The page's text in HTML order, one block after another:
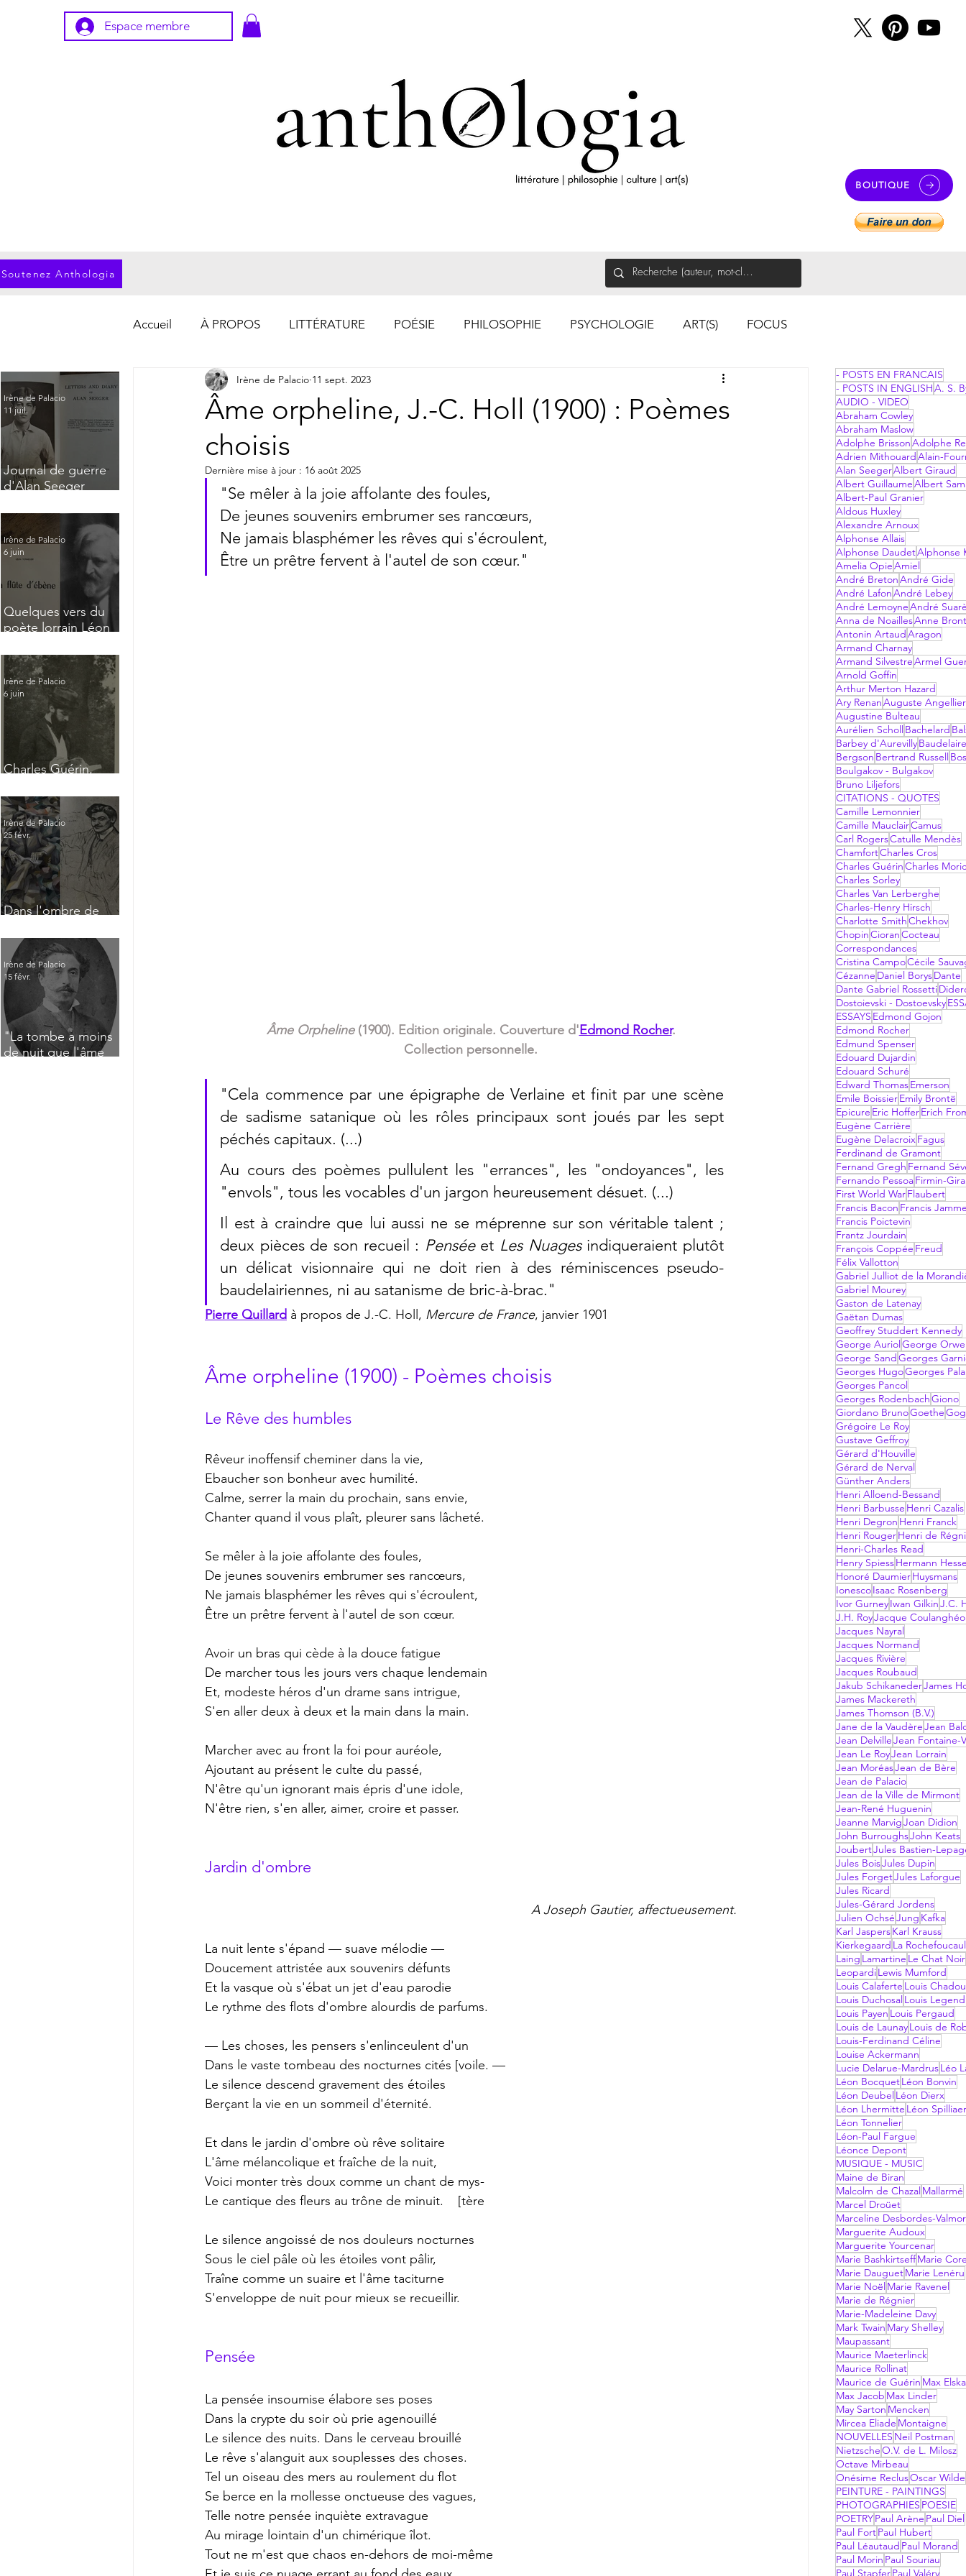
Espace membre
BOUTIQUE
Soutenez Anthologia
Journal de guerre
d'Alan Seeger
desolate village of
northern France"
Irène de Palacio
11 juil.
Quelques vers du
poète lorrain Léon
Irène de Palacio
6 juin
Charles Guérin,
Irène de Palacio
6 juin
Dans l'ombre de
Irène de Palacio
25 févr.
"La tombe a moins
de nuit que l'âme
Irène de Palacio
15 févr.
Accueil À PROPOS LITTÉRATURE POÉSIE PHILOSOPHIE PSYCHOLOGIE ART(S) FOCUS
ACTUALITÉS & CHRONIQUES CHOSES VUES (Photographies)
Âme orpheline, J.-C. Holl (1900) : Poèmes
choisis
Irène de Palacio 11 sept. 2023
Dernière mise à jour : 16 août 2025
"Se mêler à la joie affolante des foules,
De jeunes souvenirs embrumer ses rancœurs,
Ne jamais blasphémer les rêves qui s'écroulent,
Être un prêtre fervent à l'autel de son cœur."
Âme Orpheline (1900). Edition originale. Couverture d'Edmond Rocher.
Collection personnelle.
"Cela commence par une épigraphe de Verlaine et finit par une scène
de sadisme satanique où les rôles principaux sont joués par les sept
péchés capitaux. (...)
Au cours des poèmes pullulent les "errances", les "ondoyances", les
"envols", tous les vocables d'un jargon heureusement désuet. (...)
Il est à craindre que lui aussi ne se méprenne sur son véritable talent ;
deux pièces de son recueil : Pensée et Les Nuages indiqueraient plutôt
un délicat visionnaire qui ne doit rien à des réminiscences pseudo-
baudelairiennes, ni au satanisme de bric-à-brac."
Pierre Quillard à propos de J.-C. Holl, Mercure de France, janvier 1901
Âme orpheline (1900) - Poèmes choisis
Le Rêve des humbles
Rêveur inoffensif cheminer dans la vie,
Ebaucher son bonheur avec humilité.
Calme, serrer la main du prochain, sans envie,
Chanter quand il vous plaît, pleurer sans lâcheté.
Se mêler à la joie affolante des foules,
De jeunes souvenirs embrumer ses rancœurs,
Ne jamais blasphémer les rêves qui s'écroulent,
Être un prêtre fervent à l'autel de son cœur.
Avoir un bras qui cède à la douce fatigue
De marcher tous les jours vers chaque lendemain
Et, modeste héros d'un drame sans intrigue,
S'en aller deux à deux et la main dans la main.
Marcher avec au front la foi pour auréole,
Ajoutant au présent le culte du passé,
N'être qu'un ignorant mais épris d'une idole,
N'être rien, s'en aller, aimer, croire et passer.
Jardin d'ombre
A Joseph Gautier, affectueusement.
La nuit lente s'épand — suave mélodie —
Doucement attristée aux souvenirs défunts
Et la vasque où s'ébat un jet d'eau parodie
Le rythme des flots d'ombre alourdis de parfums.
— Les choses, les pensers s'enlinceulent d'un
Dans le vaste tombeau des nocturnes cités [voile. —
Le silence descend gravement des étoiles
Berçant la vie en un sommeil d'éternité.
Et dans le jardin d'ombre où rêve solitaire
L'âme mélancolique et fraîche de la nuit,
Voici monter très doux comme un chant de mys-
Le cantique des fleurs au trône de minuit.    [tère
Le silence angoissé de nos douleurs nocturnes
Sous le ciel pâle où les étoiles vont pâlir,
Traîne comme un suaire et l'âme taciturne
S'enveloppe de nuit pour mieux se recueillir.
Pensée
La pensée insoumise élabore ses poses
Dans la crypte du soir où prie agenouillé
Le silence des nuits. Dans le cerveau brouillé
Le rêve s'alanguit aux souplesses des choses.
Tel un oiseau des mers au roulement du flot
Se berce en la mollesse onctueuse des vagues,
Telle notre pensée inquiète extravague
Au mirage lointain d'un chimérique îlot.
Tout ne m'est que chaos en-dehors de moi-même
- POSTS EN FRANCAIS
- POSTS IN ENGLISHA. S.
AUDIO - VIDEO
Abraham Cowley
Abraham Maslow
Adolphe BrissonAdolphe
Adrien Mithouard Alain-
Alan SeegerAlbert Giraud
Albert GuillaumeAlbert
Albert-Paul Granier
Aldous Huxley
Alexandre Arnoux
Alphonse Allais
Alphonse DaudetAlphonse
Amelia OpieAmiel
André BretonAndré Gide
André LafonAndré Lebey
André LemoyneAndré
Anna de NoaillesAnne
Antonin Artaud Aragon
Armand Charnay
Armand SilvestreArmel
Arnold Goffin
Arthur Merton Hazard
Ary RenanAuguste Angellier
Augustine Bulteau
Aurélien Scholl Bachelard
Barbey d'AurevillyBaudelaire
Bergson Bertrand Russell
Boulgakov - Bulgakov
Bruno Liljefors
CITATIONS - QUOTES
Camille Lemonnier
Camille MauclairCamus
Carl RogersCatulle Mendès
ChamfortCharles Cros
Charles GuérinCharles
Charles Sorley
Charles Van Lerberghe
Charles-Henry Hirsch
Charlotte SmithChekhov
ChopinCioranCocteau
Correspondances
Cristina CampoCécile
Cézanne Daniel BorysDante
Dante Gabriel Rossetti
Dostoievski - Dostoevsky
ESSAYS Edmond Gojon
Edmond Rocher
Edmund Spenser
Edouard Dujardin
Edouard Schuré
Edward ThomasEmerson
Emile BoissierEmily Brontë
Epicure Eric HofferErich
Eugène Carrière
Eugène DelacroixFagus
Ferdinand de Gramont
Fernand Gregh Fernand
Fernando PessoaFirmin-
First World WarFlaubert
Francis Bacon Francis
Francis Poictevin
Frantz Jourdain
François Coppée Freud
Félix Vallotton
Gabriel Julliot de la
Gabriel Mourey
Gaston de Latenay
Gaëtan Dumas
Geoffrey Studdert Kennedy
George Auriol George
George Sand Georges
Georges HugoGeorges
Georges Pancol
Georges RodenbachGiono
Giordano BrunoGoethe
Grégoire Le Roy
Gustave Geffroy
Gérard d'Houville
Gérard de Nerval
Günther Anders
Henri Alloend-Bessand
Henri Barbusse Henri Cazalis
Henri Degron Henri Franck
Henri RougerHenri de
Henri-Charles Read
Henry SpiessHermann
Honoré DaumierHuysmans
IonescoIsaac Rosenberg
Ivor GurneyIwan GilkinJ.C.
J.H. RoyJacque
Jacques Nayral
Jacques Normand
Jacques Rivière
Jacques Roubaud
Jakub SchikanederJames
James Mackereth
James Thomson (B.V.)
Jane de la VaudèreJean
Jean DelvilleJean Fontaine-
Jean Le RoyJean Lorrain
Jean MoréasJean de Bère
Jean de Palacio
Jean de la Ville de Mirmont
Jean-René Huguenin
Jeanne MarvigJoan Didion
John BurroughsJohn Keats
JoubertJules Bastien-
Jules BoisJules Dupin
Jules ForgetJules Laforgue
Jules Ricard
Jules-Gérard Jordens
Julien OchséJung Kafka
Karl JaspersKarl Krauss
Kierkegaard La
Laing Lamartine Le Chat Noir
LeopardiLewis Mumford
Louis Calaferte Louis
Louis Duchosal Louis
Louis Payen Louis Pergaud
Louis de LaunayLouis de
Louis-Ferdinand Céline
Louise Ackermann
Lucie Delarue-MardrusLéo
Léon BocquetLéon Bonvin
Léon Deubel Léon Dierx
Léon Lhermitte Léon
Léon Tonnelier
Léon-Paul Fargue
Léonce Depont
MUSIQUE - MUSIC
Maine de Biran
Malcolm de Chazal Mallarmé
Marcel Droüet
Marceline Desbordes-
Marguerite Audoux
Marguerite Yourcenar
Marie BashkirtseffMarie
Marie DauguetMarie Lenéru
Marie Noël Marie Ravenel
Marie de Régnier
Marie-Madeleine Davy
Mark Twain Mary Shelley
Maupassant
Maurice Maeterlinck
Maurice Rollinat
Maurice de Guérin Max
Max Jacob Max Linder
May Sarton Mencken
Mircea Eliade Montaigne
NOUVELLES Neil Postman
NietzscheO.V. de L. Milosz
Octave Mirbeau
Onésime ReclusOscar Wilde
PEINTURE - PAINTINGS
PHOTOGRAPHIES POESIE
POETRYPaul Arène Paul Diel
Paul FortPaul Hubert
Paul Léautaud Paul Morand
Paul Morin Paul Souriau